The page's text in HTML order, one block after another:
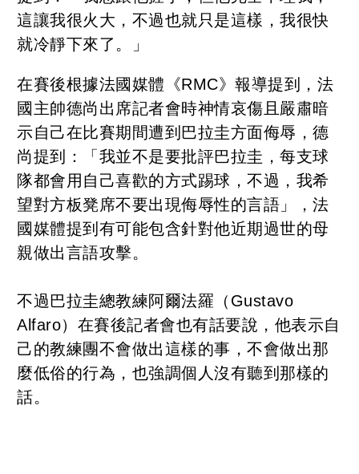
這讓我很火大，不過也就只是這樣，我很快
就冷靜下來了。」
在賽後根據法國媒體《RMC》報導提到，法
國主帥德尚出席記者會時神情哀傷且嚴肅暗
示自己在比賽期間遭到巴拉圭方面侮辱，德
尚提到：「我並不是要批評巴拉圭，每支球
隊都會用自己喜歡的方式踢球，不過，我希
望對方板凳席不要出現侮辱性的言語」，法
國媒體提到有可能包含針對他近期過世的母
親做出言語攻擊。
不過巴拉圭總教練阿爾法羅（Gustavo
Alfaro）在賽後記者會也有話要說，他表示自
己的教練團不會做出這樣的事，不會做出那
麼低俗的行為，也強調個人沒有聽到那樣的
話。